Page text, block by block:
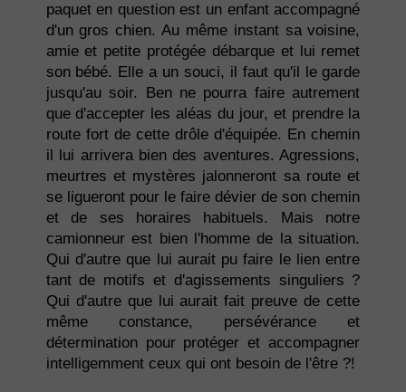
paquet en question est un enfant accompagné
d'un gros chien. Au même instant sa voisine,
amie et petite protégée débarque et lui remet
son bébé. Elle a un souci, il faut qu'il le garde
jusqu'au soir. Ben ne pourra faire autrement
que d'accepter les aléas du jour, et prendre la
route fort de cette drôle d'équipée. En chemin
il lui arrivera bien des aventures. Agressions,
meurtres et mystères jalonneront sa route et
se ligueront pour le faire dévier de son chemin
et de ses horaires habituels. Mais notre
camionneur est bien l'homme de la situation.
Qui d'autre que lui aurait pu faire le lien entre
tant de motifs et d'agissements singuliers ?
Qui d'autre que lui aurait fait preuve de cette
même constance, persévérance et
détermination pour protéger et accompagner
intelligemment ceux qui ont besoin de l'être ?!